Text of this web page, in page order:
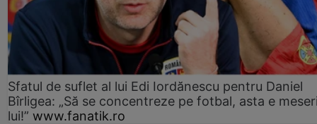
Sfatul de suflet al lui Edi Iordănescu pentru Daniel
Bîrligea: „Să se concentreze pe fotbal, asta e
lui!” www.fanatik.ro